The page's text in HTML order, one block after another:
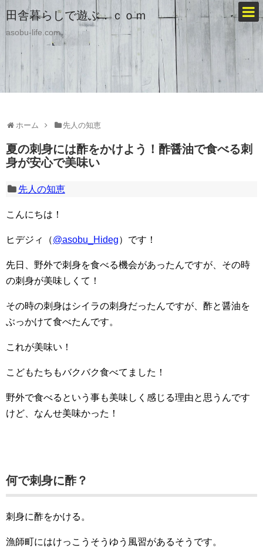
田舎暮らしで遊ぶ．ｃｏｍ
asobu-life.com
ホーム 先人の知恵
夏の刺身には酢をかけよう！酢醤油で食べる刺
身が安心で美味い
先人の知恵
こんにちは！
ヒデジィ（@asobu_Hideg）です！
先日、野外で刺身を食べる機会があったんですが、その時
の刺身が美味しくて！
その時の刺身はシイラの刺身だったんですが、酢と醤油を
ぶっかけて食べたんです。
これが美味い！
こどもたちもバクバク食べてました！
野外で食べるという事も美味しく感じる理由と思うんです
けど、なんせ美味かった！
何で刺身に酢？
刺身に酢をかける。
漁師町にはけっこうそうゆう風習があるそうです。